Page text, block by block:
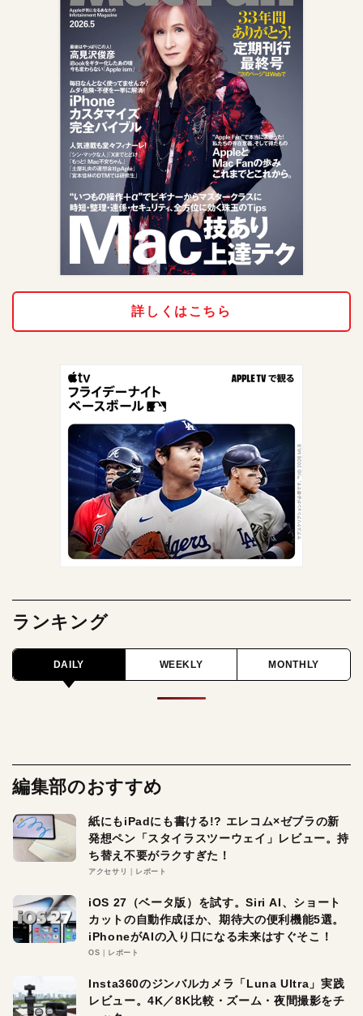
詳しくはこちら
ランキング
DAILY WEEKLY MONTHLY
編集部のおすすめ
紙にもiPadにも書ける!? エレコム×ゼブラの新
発想ペン「スタイラスツーウェイ」レビュー。持
ち替え不要がラクすぎた！
アクセサリ レポート
iOS 27（ベータ版）を試す。Siri AI、ショート
カットの自動作成ほか、期待大の便利機能5選。
iPhoneがAIの入り口になる未来はすぐそこ！
OS レポート
Insta360のジンバルカメラ「Luna Ultra」実践
レビュー。4K／8K比較・ズーム・夜間撮影をチ